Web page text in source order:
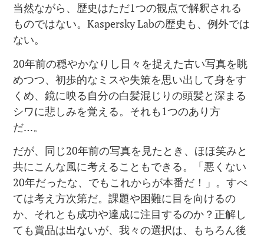
当然ながら、歴史はただ1つの観点で解釈される
ものではない。Kaspersky Labの歴史も、例外では
ない。
20年前の穏やかなりし日々を捉えた古い写真を眺
めつつ、初歩的なミスや失策を思い出して身をす
くめ、鏡に映る自分の白髪混じりの頭髪と深まる
シワに悲しみを覚える。それも1つのあり方
だ…。
だが、同じ20年前の写真を見たとき、ほほ笑みと
共にこんな風に考えることもできる。「悪くない
20年だったな、でもこれからが本番だ！」。すべ
ては考え方次第だ。課題や困難に目を向けるの
か、それとも成功や達成に注目するのか？正解し
ても賞品は出ないが、我々の選択は、もちろん後